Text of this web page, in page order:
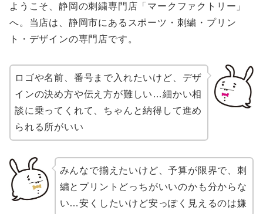
ようこそ、静岡の刺繍専門店「マークファクトリー」
へ。当店は、静岡市にあるスポーツ・刺繍・プリン
ト・デザインの専門店です。
ロゴや名前、番号まで入れたいけど、デザ
インの決め方や伝え方が難しい…細かい相
談に乗ってくれて、ちゃんと納得して進め
られる所がいい
みんなで揃えたいけど、予算が限界で、刺
繍とプリントどっちがいいのかも分からな
い…安くしたいけど安っぽく見えるのは嫌